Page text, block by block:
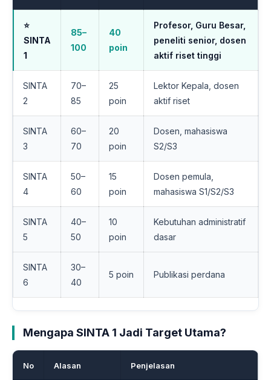
⭐
SINTA
1
85–
100
40
poin
Profesor, Guru Besar,
peneliti senior, dosen
aktif riset tinggi
SINTA
2
70–
85
25
poin
Lektor Kepala, dosen
aktif riset
SINTA
3
60–
70
20
poin
Dosen, mahasiswa
S2/S3
SINTA
4
50–
60
15
poin
Dosen pemula,
mahasiswa S1/S2/S3
SINTA
5
40–
50
10
poin
Kebutuhan administratif
dasar
SINTA
6
30–
40
5 poin Publikasi perdana
Mengapa SINTA 1 Jadi Target Utama?
No Alasan Penjelasan